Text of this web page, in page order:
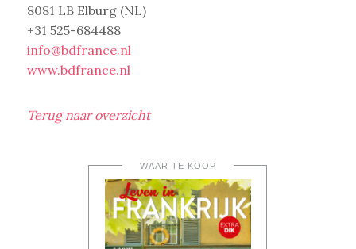
8081 LB Elburg (NL)
+31 525-684488
info@bdfrance.nl
www.bdfrance.nl
Terug naar overzicht
WAAR TE KOOP